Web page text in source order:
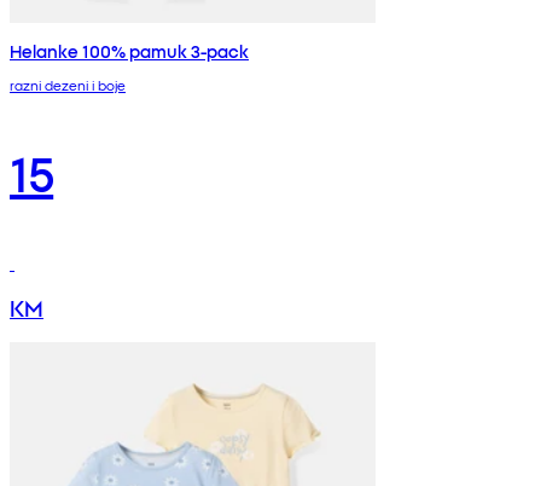
Helanke 100% pamuk 3-pack
razni dezeni i boje
15
KM